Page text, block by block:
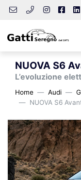
NUOVA S6
L’evoluzione
Home Audi
NUOVA S6